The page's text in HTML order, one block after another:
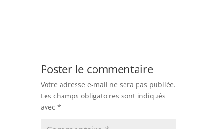
Poster le commentaire
Votre adresse e-mail ne sera pas publiée.
Les champs obligatoires sont indiqués
avec *